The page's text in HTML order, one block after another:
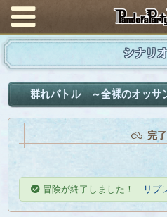
シナリ
群れバトル ～全裸のオッサ
完了
冒険が終了しました！ リプ